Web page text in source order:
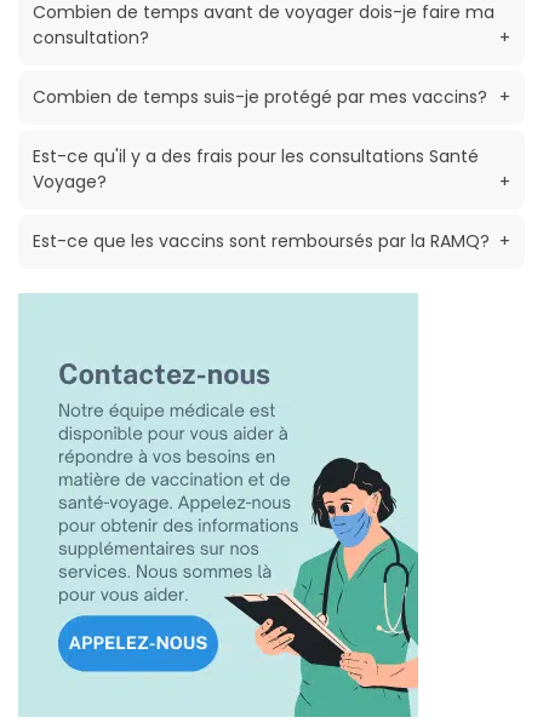
Combien de temps avant de voyager dois-je faire ma
consultation?
+
Combien de temps suis-je protégé par mes vaccins? +
Est-ce qu'il y a des frais pour les consultations Santé
Voyage?
+
Est-ce que les vaccins sont remboursés par la RAMQ? +